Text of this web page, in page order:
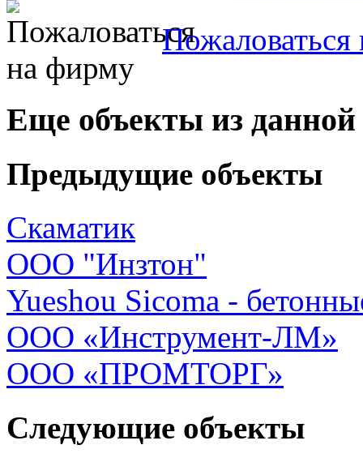
Еще объекты из данной
Предыдущие объекты
Скаматик
ООО "Инзтон"
Yueshou Sicoma -
ООО «Инструмент-ЛМ»
ООО «ПРОМТОРГ»
Следующие объекты